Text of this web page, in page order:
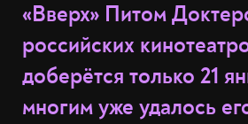
«Вверх» Питом
российских
доберётся только 21
многим уже удалось